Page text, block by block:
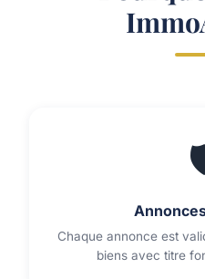
Chaque annonce est
biens avec titre